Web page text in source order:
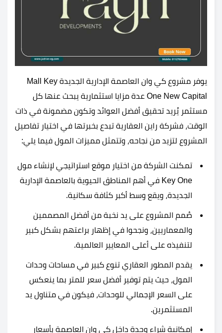
يوفر مشروع كي وان العاصمة الإدارية الجديدة Mall Key
One New Capital عدة مزايا استثمارية يبحث عنها كل
مستثمر يُريد تحقيق أفضل العوائد وتكون مضمونة في ذات
الوقت، فشركة راين العقارية تبدع بخبرتها في اختيار تفاصيل
المشروع لتزيد من نجاحه، وتتمثل مميزات المول فيما يلي:
تمكنت الشركة من اختيار موقع استراتيجي لإنشاء مول
Key One في أهم المناطق الحيوية بالعاصمة الإدارية
الجديدة، ويقع وسط أكبر كثافة سكانية.
صُمم المشروع على يد نخبة من أفضل المصممين
والمعماريين، ونجحوا في إظهار براعتهم بشكل كبير
لتنفيذه على أعلى المعايير العالمية.
يقدم المطور العقاري تنوع كبير في مساحات وحدات
المول، حيث يتم توفير أفضل سعر للمتر بما ينعكس
على السعر الإجمالي للوحدات، فيكون في متناول يد
المستثمرين.
إمكانية شراء وحدة داخل كي وان العاصمة بأسعار